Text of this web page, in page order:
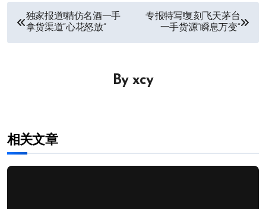
文
章
独家报道!精仿名酒一手
拿货渠道“心花怒放”
专报特写!复刻飞天茅台
一手货源“瞬息万变”
By xcy
相关文章